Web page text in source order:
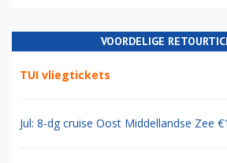
VOORDELIGE
TUI vliegtickets
Jul: 8-dg cruise Oost Middellandse Zee